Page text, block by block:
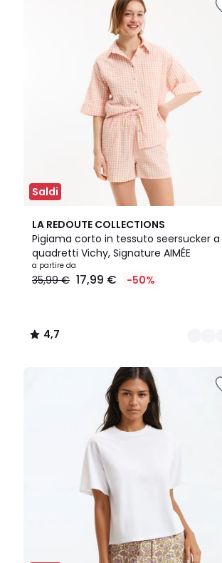
Saldi
LA REDOUTE COLLECTIONS
Pigiama corto in tessuto seersucker a
quadretti Vichy, Signature AIMÉE
Prezzo
a
€
a partire da
35,99 € 17,99 € -50%
4,7
/ 5
2
Colori
4,7
/